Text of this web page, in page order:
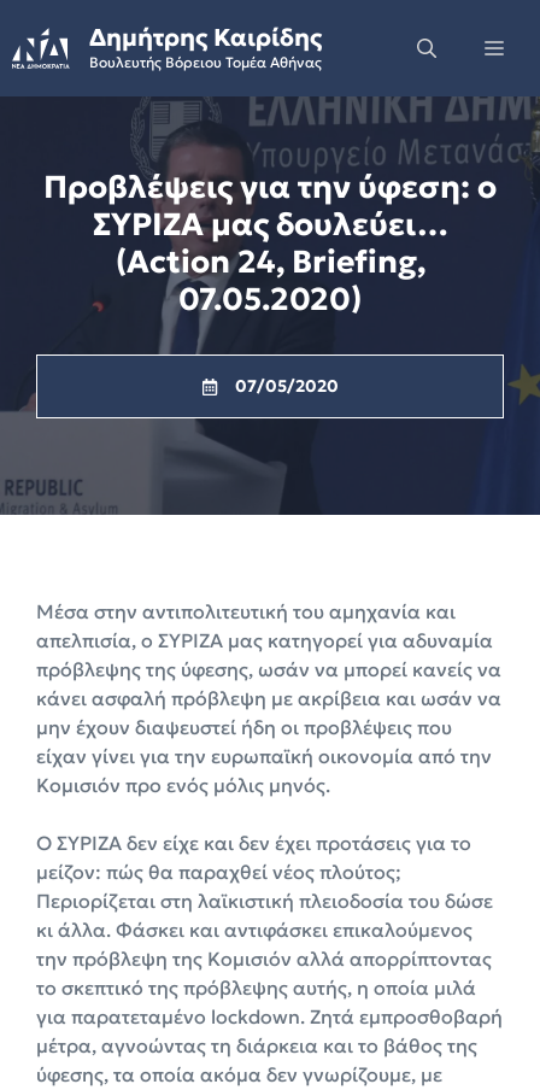
to
content
Δημήτρης Καιρίδης
Βουλευτής Βόρειου Τομέα Αθήνας
Προβλέψεις για την ύφεση: o
ΣΥΡΙΖΑ μας δουλεύει…
(Action 24, Briefing,
07.05.2020)
07/05/2020
Μέσα στην αντιπολιτευτική του αμηχανία και
απελπισία, ο ΣΥΡΙΖΑ μας κατηγορεί για αδυναμία
πρόβλεψης της ύφεσης, ωσάν να μπορεί κανείς να
κάνει ασφαλή πρόβλεψη με ακρίβεια και ωσάν να
μην έχουν διαψευστεί ήδη οι προβλέψεις που
είχαν γίνει για την ευρωπαϊκή οικονομία από την
Κομισιόν προ ενός μόλις μηνός.
Ο ΣΥΡΙΖΑ δεν είχε και δεν έχει προτάσεις για το
μείζον: πώς θα παραχθεί νέος πλούτος;
Περιορίζεται στη λαϊκιστική πλειοδοσία του δώσε
κι άλλα. Φάσκει και αντιφάσκει επικαλούμενος
την πρόβλεψη της Κομισιόν αλλά απορρίπτοντας
το σκεπτικό της πρόβλεψης αυτής, η οποία μιλά
για παρατεταμένο lockdown. Ζητά εμπροσθοβαρή
μέτρα, αγνοώντας τη διάρκεια και το βάθος της
ύφεσης, τα οποία ακόμα δεν γνωρίζουμε, με